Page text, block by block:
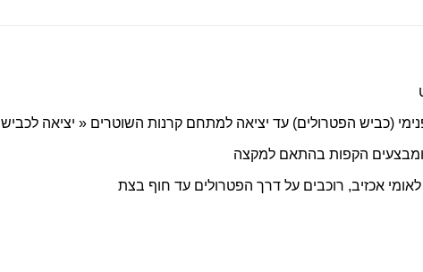
(כביש הפטרולים) עד יציאה למתחם קרנות השוטרים « יציאה לכביש 4 דרומה
ומבצעים הקפות בהתאם למקצה
לאומי אכזיב, רוכבים על דרך הפטרולים עד חוף בצת